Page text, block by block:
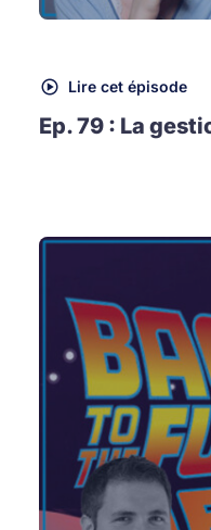
Lire cet épisode
Ep. 79 : La